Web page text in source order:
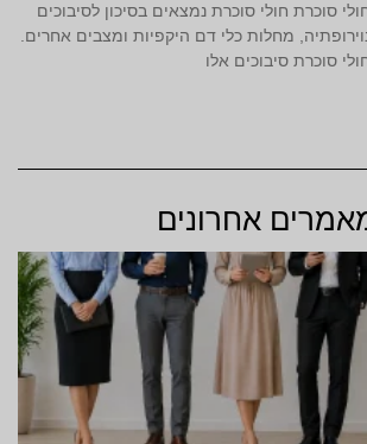
סוכרת חולי סוכרת נמצאים בסיכון לסיבוכים
מחלות כלי דם היקפיות ומצבים אחרים.
סוכרת סיבוכים אלו
אחרונים